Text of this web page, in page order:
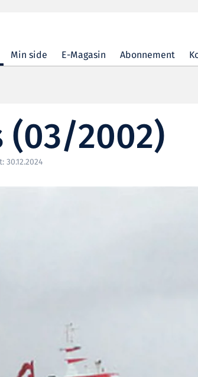
Min side E-Magasin Abonnement
(03/2002)